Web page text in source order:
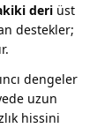
deri üst
destekler;
dengeler
uzun
hissini